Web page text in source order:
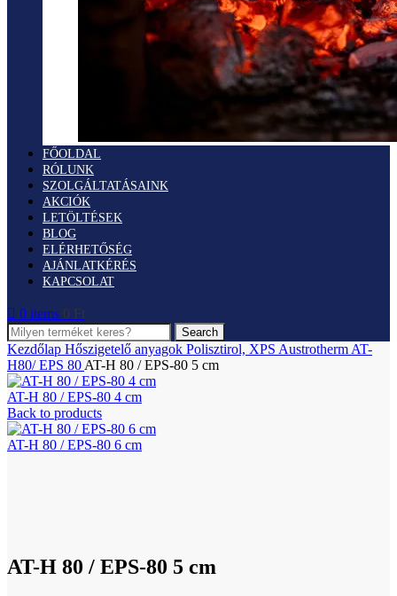
FŐOLDAL
RÓLUNK
SZOLGÁLTATÁSAINK
AKCIÓK
LETÖLTÉSEK
BLOG
ELÉRHETŐSÉG
AJÁNLATKÉRÉS
KAPCSOLAT
0 items 0 Ft
Search
Kezdőlap Hőszigetelő anyagok Polisztirol, XPS Austrotherm AT-
H80/ EPS 80 AT-H 80 / EPS-80 5 cm
AT-H 80 / EPS-80 4 cm
Back to products
AT-H 80 / EPS-80 6 cm
AT-H 80 / EPS-80 5 cm